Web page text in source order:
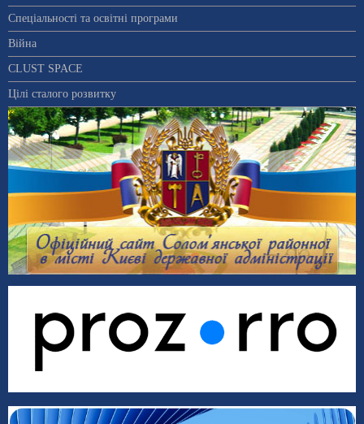
Спеціальності та освітні програми
Війна
CLUST SPACE
Цілі сталого розвитку